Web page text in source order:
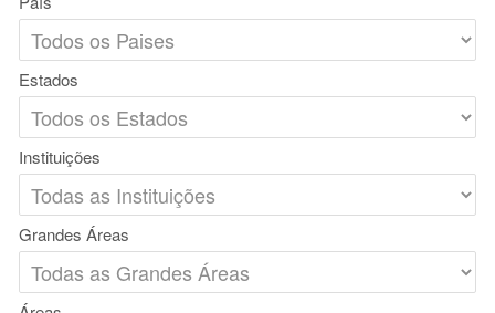
Estados
Instituições
Grandes Áreas